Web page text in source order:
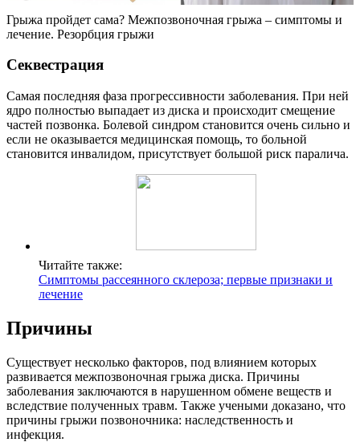
Грыжа пройдет сама? Межпозвоночная грыжа – симптомы и
лечение. Резорбция грыжи
Секвестрация
Самая последняя фаза прогрессивности заболевания. При ней
ядро полностью выпадает из диска и происходит смещение
частей позвонка. Болевой синдром становится очень сильно и
если не оказывается медицинская помощь, то больной
становится инвалидом, присутствует большой риск паралича.
Читайте также:
Симптомы рассеянного склероза; первые признаки и
лечение
Причины
Существует несколько факторов, под влиянием которых
развивается межпозвоночная грыжа диска. Причины
заболевания заключаются в нарушенном обмене веществ и
вследствие полученных травм. Также учеными доказано, что
причины грыжи позвоночника: наследственность и
инфекция.